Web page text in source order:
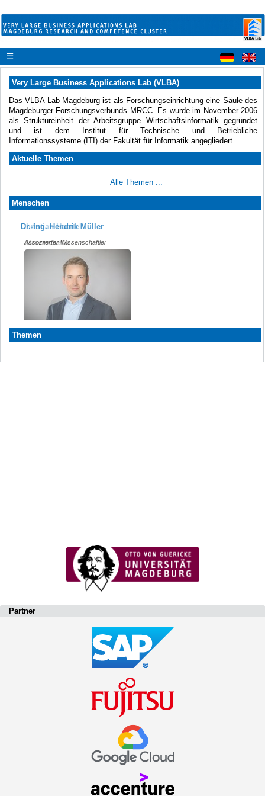
☰
Very Large Business Applications Lab (VLBA)
Das VLBA Lab Magdeburg ist als Forschungseinrichtung eine Säule des
Magdeburger Forschungsverbunds MRCC. Es wurde im November 2006
als Struktureinheit der Arbeitsgruppe Wirtschaftsinformatik gegründet
und ist dem Institut für Technische und Betriebliche
Informationssysteme (ITI) der Fakultät für Informatik angegliedert ...
Aktuelle Themen
Alle Themen ...
Menschen
Christian Haertel
Wissenschaftler
Dr.-Ing. Hendrik Müller
Assoziierter Wissenschaftler
Themen
Partner